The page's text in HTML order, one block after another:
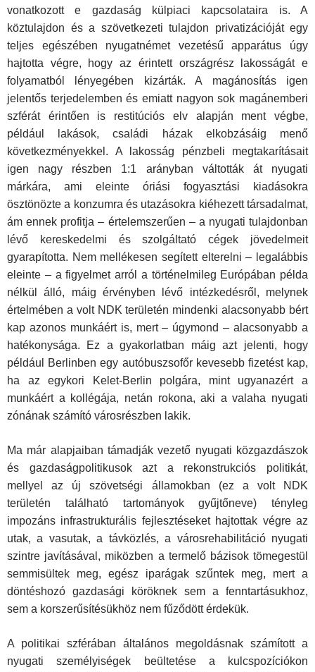
vonatkozott e gazdaság külpiaci kapcsolataira is. A
köztulajdon és a szövetkezeti tulajdon privatizációját egy
teljes egészében nyugatnémet vezetésű apparátus úgy
hajtotta végre, hogy az érintett országrész lakosságát e
folyamatból lényegében kizárták. A magánosítás igen
jelentős terjedelemben és emiatt nagyon sok magánemberi
szférát érintően is restitúciós elv alapján ment végbe,
például lakások, családi házak elkobzásáig menő
következményekkel. A lakosság pénzbeli megtakarításait
igen nagy részben 1:1 arányban váltották át nyugati
márkára, ami eleinte óriási fogyasztási kiadásokra
ösztönözte a konzumra és utazásokra kiéhezett társadalmat,
ám ennek profitja – értelemszerűen – a nyugati tulajdonban
lévő kereskedelmi és szolgáltató cégek jövedelmeit
gyarapította. Nem mellékesen segített elterelni – legalábbis
eleinte – a figyelmet arról a történelmileg Európában példa
nélkül álló, máig érvényben lévő intézkedésről, melynek
értelmében a volt NDK területén mindenki alacsonyabb bért
kap azonos munkáért is, mert – úgymond – alacsonyabb a
hatékonysága. Ez a gyakorlatban máig azt jelenti, hogy
például Berlinben egy autóbuszsofőr kevesebb fizetést kap,
ha az egykori Kelet-Berlin polgára, mint ugyanazért a
munkáért a kollégája, netán rokona, aki a valaha nyugati
zónának számító városrészben lakik.
Ma már alapjaiban támadják vezető nyugati közgazdászok
és gazdaságpolitikusok azt a rekonstrukciós politikát,
mellyel az új szövetségi államokban (ez a volt NDK
területén található tartományok gyűjtőneve) tényleg
impozáns infrastrukturális fejlesztéseket hajtottak végre az
utak, a vasutak, a távközlés, a városrehabilitáció nyugati
szintre javításával, miközben a termelő bázisok tömegestül
semmisültek meg, egész iparágak szűntek meg, mert a
döntéshozó gazdasági köröknek sem a fenntartásukhoz,
sem a korszerűsítésükhöz nem fűződött érdekük.
A politikai szférában általános megoldásnak számított a
nyugati személyiségek beültetése a kulcspozíciókon